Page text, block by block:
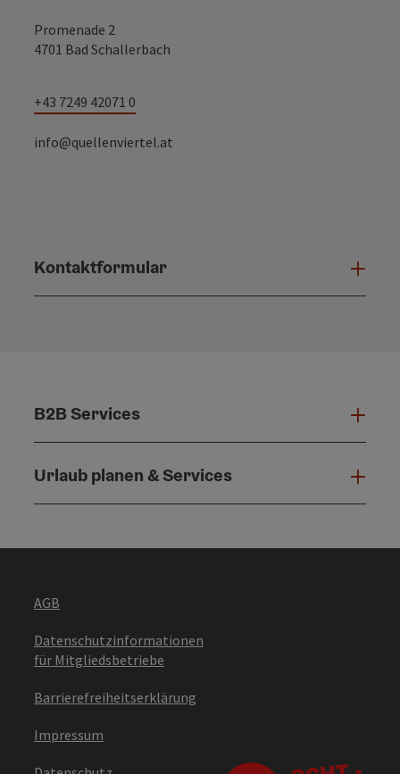
Promenade 2
4701 Bad Schallerbach
+43 7249 42071 0
info@quellenviertel.at
Kontaktformular
B2B Services
Urlaub planen & Services
AGB
Datenschutzinformationen
für Mitgliedsbetriebe
Barrierefreiheitserklärung
Impressum